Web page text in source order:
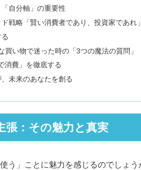
「自分軸」の重要性
戦略「賢い消費者であり、投資家であれ」
買い物で迷った時の「3つの魔法の質問」
消費」を徹底する
未来のあなたを創る
張：その魅力と真実
う」ことに魅力を感じるのでしょ